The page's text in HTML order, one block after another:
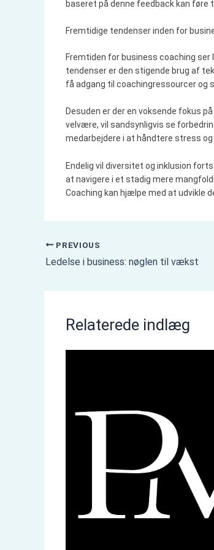
baseret på denne feedback kan føre
Fremtidige tendenser inden for
Fremtiden for business coaching
tendenser er den stigende brug af
få adgang til coachingressourcer og
Desuden er der en voksende fokus
velvære, vil sandsynligvis se
medarbejdere i at håndtere stress
Endelig vil diversitet og inklusion
at navigere i et stadig mere
Coaching kan hjælpe med at udvikle
PREVIOUS
Ledelse i business: nøglen til vækst
Relaterede indlæg